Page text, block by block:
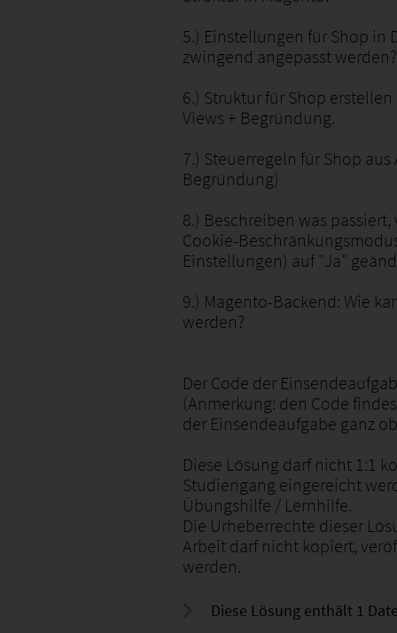
5.) Einstellungen für Shop in
zwingend angepasst
6.) Struktur für Shop
Views + Begründung.
7.) Steuerregeln für Shop
Begründung)
8.) Beschreiben was
Cookie-
Einstellungen) auf "Ja"
9.) Magento-Backend: Wie
werden?
Der Code der
(Anmerkung: den Code
der Einsendeaufgabe ganz
Diese Lösung darf nicht 1:1
Studiengang eingereicht
Übungshilfe / Lernhilfe.
Die Urheberrechte dieser
Arbeit darf nicht kopiert,
werden.
Diese Lösung enthält 1